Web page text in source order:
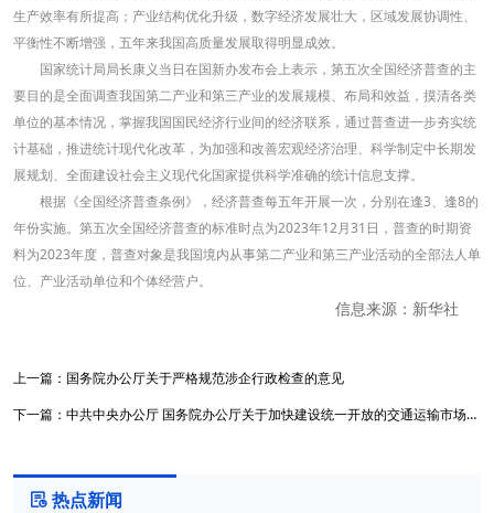
 热点新闻
生产效率有所提高；产业结构优化升级，数字经济发展壮大，区域发展协调性、
平衡性不断增强，五年来我国高质量发展取得明显成效。
国家统计局局长康义当日在国新办发布会上表示，第五次全国经济普查的主
要目的是全面调查我国第二产业和第三产业的发展规模、布局和效益，摸清各类
单位的基本情况，掌握我国国民经济行业间的经济联系，通过普查进一步夯实统
计基础，推进统计现代化改革，为加强和改善宏观经济治理、科学制定中长期发
展规划、全面建设社会主义现代化国家提供科学准确的统计信息支撑。
根据《全国经济普查条例》，经济普查每五年开展一次，分别在逢3、逢8的
年份实施。第五次全国经济普查的标准时点为2023年12月31日，普查的时期资
料为2023年度，普查对象是我国境内从事第二产业和第三产业活动的全部法人单
位、产业活动单位和个体经营户。
信息来源：新华社
上一篇： 国务院办公厅关于严格规范涉企行政检查的意见
下一篇： 中共中央办公厅 国务院办公厅关于加快建设统一开放的交通运输市场的意见